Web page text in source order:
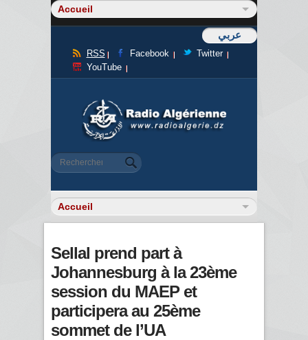
عربي
RSS Facebook
Twitter
YouTube
Formulaire de recherche
Rechercher
Sellal prend part à
Johannesburg à la 23ème
session du MAEP et
participera au 25ème
sommet de l’UA